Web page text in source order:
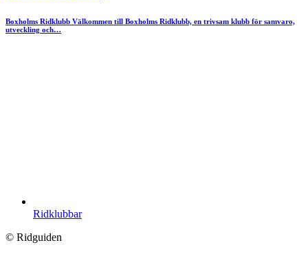
Boxholms Ridklubb Välkommen till Boxholms Ridklubb, en trivsam klubb för samvaro,
utveckling och…
Ridklubbar
© Ridguiden